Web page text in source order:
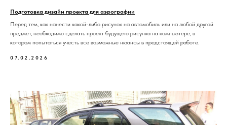
Подготовка дизайн проекта для аэрографии
Перед тем, как нанести какой-либо рисунок на автомобиль или на любой другой
предмет, необходимо сделать проект будущего рисунка на компьютере, в
котором попытаться учесть все возможные нюансы в предстоящей работе.
07.02.2026